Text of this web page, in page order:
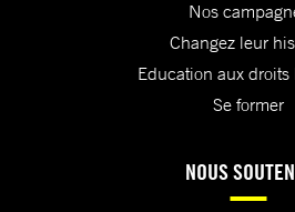
Nos
Changez leur
Education aux
Se former
NOUS